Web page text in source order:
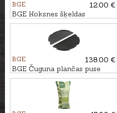
BGE
12.00 €
BGE Koksnes šķeldas
ĶIRŠKOKS, 2,9L
BGE
138.00 €
BGE Čuguna plančas puse
priekš XLarge un 2XL grila